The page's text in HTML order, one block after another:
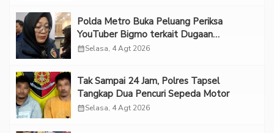
Polda Metro Buka Peluang Periksa
YouTuber Bigmo terkait Dugaan
Eksploitasi Anak
calendar_monthSelasa, 4 Agt 2026
Tak Sampai 24 Jam, Polres Tapsel
Tangkap Dua Pencuri Sepeda Motor
calendar_monthSelasa, 4 Agt 2026